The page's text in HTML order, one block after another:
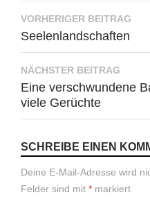
VORHERIGER BEITRAG
Seelenlandschaften
NÄCHSTER BEITRAG
Eine verschwundene
viele Gerüchte
SCHREIBE EINEN
Deine E-Mail-Adresse wird
Felder sind mit * markiert